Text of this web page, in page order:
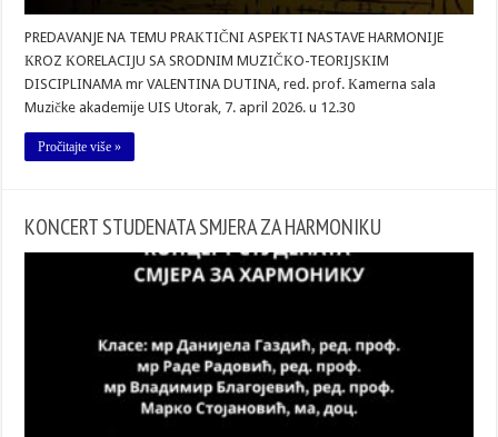
PREDAVANJE NA TEMU PRAКTIČNI ASPEКTI NASTAVE HARMONIJE
КROZ КORELACIJU SA SRODNIM MUZIČКO-TEORIJSКIM
DISCIPLINAMA mr VALENTINA DUTINA, red. prof. Кamerna sala
Muzičke akademije UIS Utorak, 7. april 2026. u 12.30
Pročitajte više »
КONCERT STUDENATA SMJERA ZA HARMONIКU